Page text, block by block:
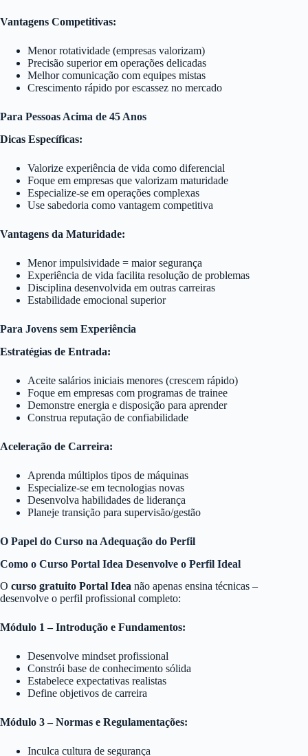
Vantagens Competitivas:
Menor rotatividade (empresas valorizam)
Precisão superior em operações delicadas
Melhor comunicação com equipes mistas
Crescimento rápido por escassez no mercado
Para Pessoas Acima de 45 Anos
Dicas Específicas:
Valorize experiência de vida como diferencial
Foque em empresas que valorizam maturidade
Especialize-se em operações complexas
Use sabedoria como vantagem competitiva
Vantagens da Maturidade:
Menor impulsividade = maior segurança
Experiência de vida facilita resolução de problemas
Disciplina desenvolvida em outras carreiras
Estabilidade emocional superior
Para Jovens sem Experiência
Estratégias de Entrada:
Aceite salários iniciais menores (crescem rápido)
Foque em empresas com programas de trainee
Demonstre energia e disposição para aprender
Construa reputação de confiabilidade
Aceleração de Carreira:
Aprenda múltiplos tipos de máquinas
Especialize-se em tecnologias novas
Desenvolva habilidades de liderança
Planeje transição para supervisão/gestão
O Papel do Curso na Adequação do Perfil
Como o Curso Portal Idea Desenvolve o Perfil Ideal
O curso gratuito Portal Idea não apenas ensina técnicas –
desenvolve o perfil profissional completo:
Módulo 1 – Introdução e Fundamentos:
Desenvolve mindset profissional
Constrói base de conhecimento sólida
Estabelece expectativas realistas
Define objetivos de carreira
Módulo 3 – Normas e Regulamentações:
Inculca cultura de segurança